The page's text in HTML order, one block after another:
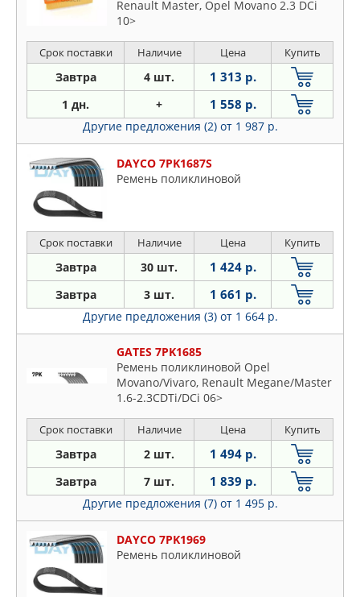
Renault Master, Opel Movano 2.3 DCi
10>
Срок поставки Наличие Цена Купить
Завтра 4 шт. 1 313 р.
1 дн. + 1 558 р.
Другие предложения (2) от 1 987 р.
DAYCO 7PK1687S
Ремень поликлиновой
Срок поставки Наличие Цена Купить
Завтра 30 шт. 1 424 р.
Завтра 3 шт. 1 661 р.
Другие предложения (3) от 1 664 р.
GATES 7PK1685
Ремень поликлиновой Opel
Movano/Vivaro, Renault Megane/Master
1.6-2.3CDTi/DCi 06>
Срок поставки Наличие Цена Купить
Завтра 2 шт. 1 494 р.
Завтра 7 шт. 1 839 р.
Другие предложения (7) от 1 495 р.
DAYCO 7PK1969
Ремень поликлиновой